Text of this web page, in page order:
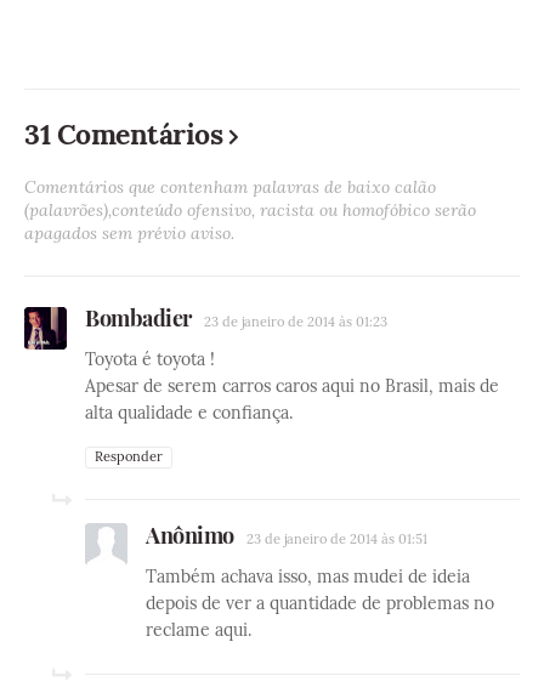
31 Comentários
Comentários que contenham palavras de baixo calão
(palavrões),conteúdo ofensivo, racista ou homofóbico serão
apagados sem prévio aviso.
Bombadier 23 de janeiro de 2014 às 01:23
Toyota é toyota !
Apesar de serem carros caros aqui no Brasil, mais de
alta qualidade e confiança.
Responder
Anônimo 23 de janeiro de 2014 às 01:51
Também achava isso, mas mudei de ideia
depois de ver a quantidade de problemas no
reclame aqui.